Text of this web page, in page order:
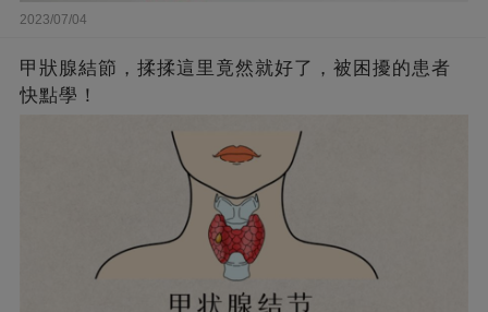
2023/07/04
甲狀腺結節，揉揉這里竟然就好了，被困擾的患者
快點學！